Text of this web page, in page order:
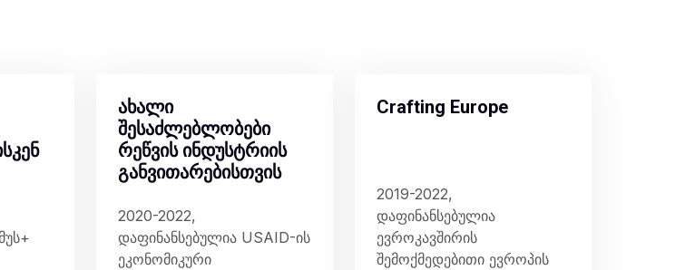
ახალი
შესაძლებლობები
რეწვის ინდუსტრიის
განვითარებისთვის
2020-2022,
დაფინანსებულია USAID-ის
ეკონომიკური
Crafting Europe
2019-2022,
დაფინანსებულია
ევროკავშირის
შემოქმედებითი ევროპის